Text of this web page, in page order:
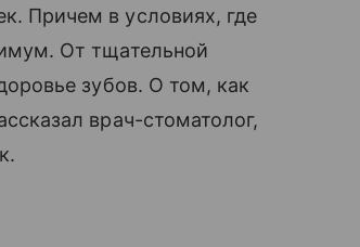
Причем в условиях, где
От тщательной
зубов. О том, как
врач-стоматолог,